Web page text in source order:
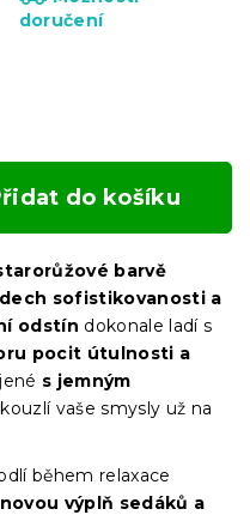
doručení
do košíku
barvě
sofistikovanosti a
odstín dokonale ladí s
pocit útulnosti a
s jemným
vaše smysly už na
během relaxace
výplň sedáků a